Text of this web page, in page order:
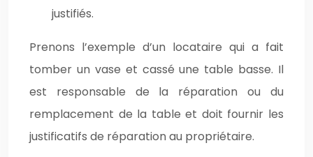
justifiés.
Prenons l’exemple d’un locataire qui a fait
tomber un vase et cassé une table basse. Il
est responsable de la réparation ou du
remplacement de la table et doit fournir les
justificatifs de réparation au propriétaire.